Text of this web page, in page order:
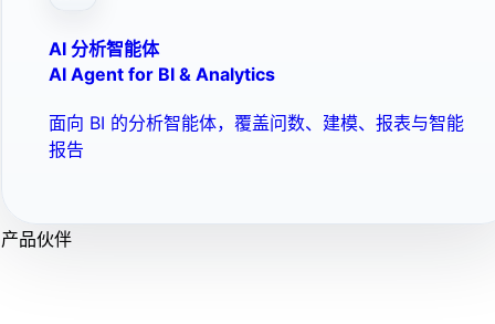
AI 分析智能体
AI Agent for BI & Analytics
面向 BI 的分析智能体，覆盖问数、建模、报表与智能
报告
产品伙伴